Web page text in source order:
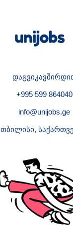
+995 599 864040
info@unijobs.ge
თბილისი,